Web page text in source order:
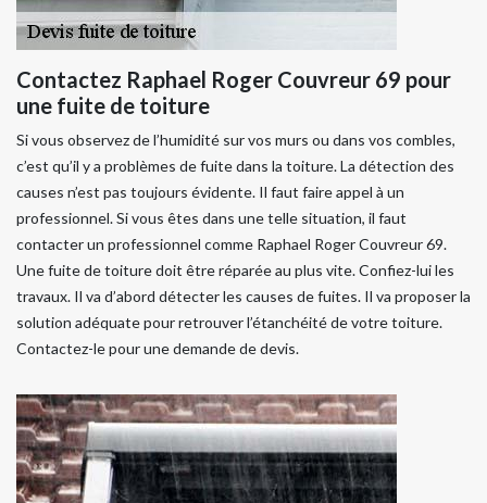
Contactez Raphael Roger Couvreur 69 pour
une fuite de toiture
Si vous observez de l’humidité sur vos murs ou dans vos combles,
c’est qu’il y a problèmes de fuite dans la toiture. La détection des
causes n’est pas toujours évidente. Il faut faire appel à un
professionnel. Si vous êtes dans une telle situation, il faut
contacter un professionnel comme Raphael Roger Couvreur 69.
Une fuite de toiture doit être réparée au plus vite. Confiez-lui les
travaux. Il va d’abord détecter les causes de fuites. Il va proposer la
solution adéquate pour retrouver l’étanchéité de votre toiture.
Contactez-le pour une demande de devis.